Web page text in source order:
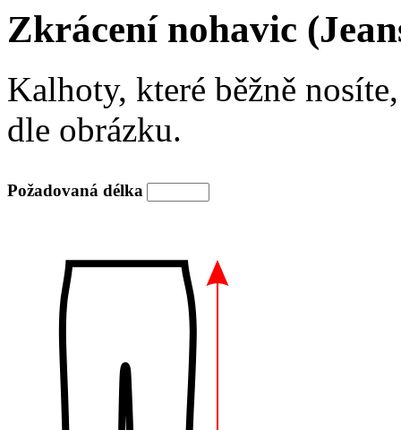
Zkrácení nohavic
Kalhoty, které běžně
dle obrázku.
Požadovaná délka